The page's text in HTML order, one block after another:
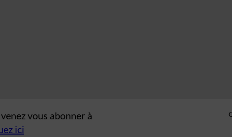
vous abonner à
ici